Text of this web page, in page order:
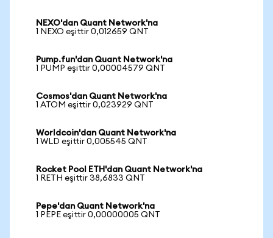
NEXO'dan Quant Network'na
1 NEXO eşittir 0,012659 QNT
Pump.fun'dan Quant Network'na
1 PUMP eşittir 0,00004579 QNT
Cosmos'dan Quant Network'na
1 ATOM eşittir 0,023929 QNT
Worldcoin'dan Quant Network'na
1 WLD eşittir 0,005545 QNT
Rocket Pool ETH'dan Quant Network'na
1 RETH eşittir 38,6833 QNT
Pepe'dan Quant Network'na
1 PEPE eşittir 0,00000005 QNT